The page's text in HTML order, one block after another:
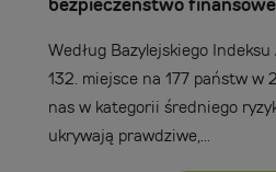
bezpieczeństwo
Według Bazylejskiego Indeksu
132. miejsce na 177 państw w
nas w kategorii średniego
ukrywają prawdziwe,...